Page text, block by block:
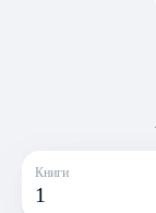
Книги
1